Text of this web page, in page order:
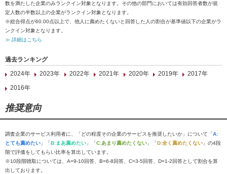
数を満たした企業のみランクイン対象となります。その他の部門においては有効回答者数が規
定人数の半数以上の企業がランクイン対象となります。
※総合得点が60.00点以上で、他人に薦めたくないと回答した人の割合が基準値以下の企業がラ
ンクイン対象となります。
≫ 詳細はこちら
過去ランキング
2024年
2023年 2022年 2021年 2020年 2019年
2017年
2016年
推奨意向
調査企業のサービス利用者に、「どの程度その企業のサービスを推奨したいか」について「A:
とても薦めたい 」「B:まあ薦めたい 」「C:あまり薦めたくない 」「D:全く薦めたくない 」の4段
階で評価をしてもらい比率を算出しています。
※10段階聴取については、A=9-10回答、B=6-8回答、C=3-5回答、D=1-2回答として割合を算
出しております。